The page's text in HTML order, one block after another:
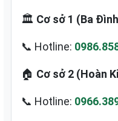
🏛️ Cơ sở 1 (Ba
📞 Hotline:
🏠 Cơ sở 2 (Hoàn
📞 Hotline: